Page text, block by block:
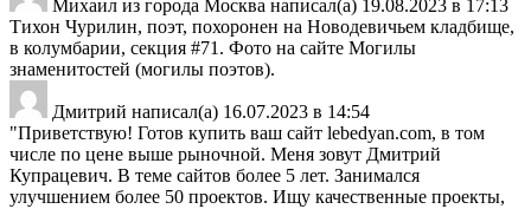
Михаил из города Москва написал(а) 19.08.2023 в 17:13
Тихон Чурилин, поэт, похоронен на Новодевичьем кладбище,
в колумбарии, секция #71. Фото на сайте Могилы
знаменитостей (могилы поэтов).
Дмитрий написал(а) 16.07.2023 в 14:54
"Приветствую! Готов купить ваш сайт lebedyan.com, в том
числе по цене выше рыночной. Меня зовут Дмитрий
Купрацевич. В теме сайтов более 5 лет. Занимался
улучшением более 50 проектов. Ищу качественные проекты,